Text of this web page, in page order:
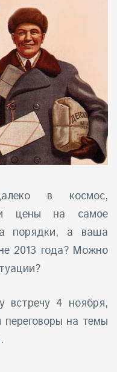
в космос,
и цены на самое
порядки, а ваша
2013 года? Можно
4 ноября,
на темы